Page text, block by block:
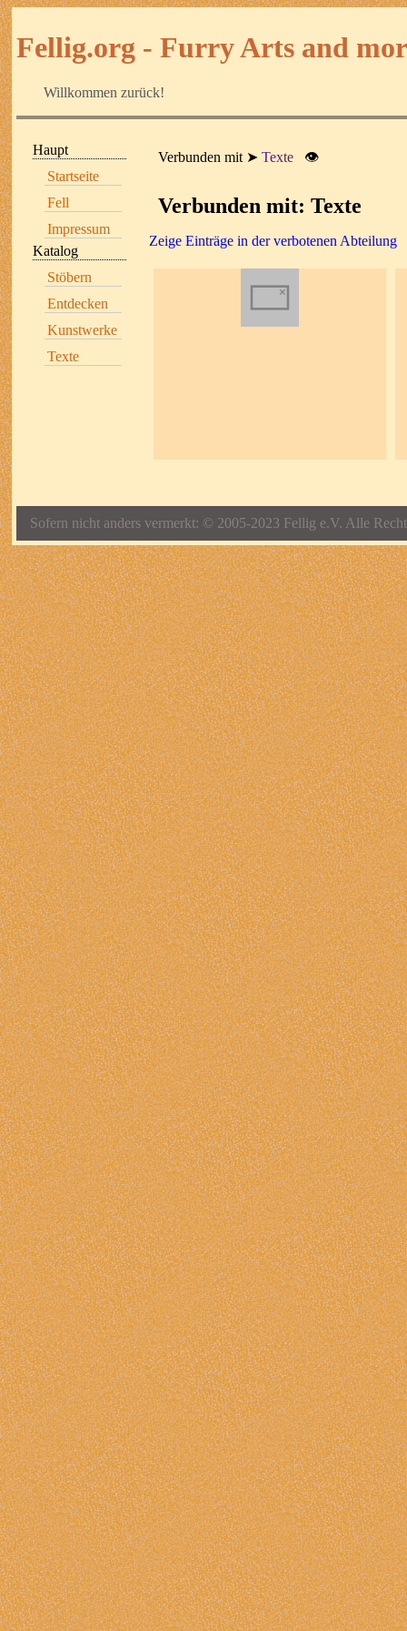
Fellig.org - Furry Arts and
Willkommen zurück!
Haupt
Startseite
Fell
Impressum
Katalog
Stöbern
Entdecken
Kunstwerke
Texte
Verbunden mit Texte 👁
Verbunden mit: Texte
Zeige Einträge in der verbotenen Abteilung
Sofern nicht anders vermerkt: © 2005-2023 Fellig e.V. Alle